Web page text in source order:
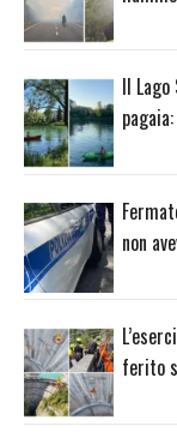
Il
non
ferito